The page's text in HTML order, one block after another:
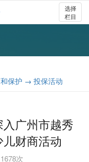
选择
栏目
保护 → 投保活动
广州市越秀
财商活动
1678次